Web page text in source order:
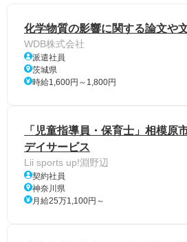
化学物質の影響に関する論文や
WDB株式会社
派遣社員
茨城県
時給1,600円～1,800円
「児童指導員・保育士」相模原
デイサービス
Lii sports up!淵野辺
契約社員
神奈川県
月給25万1,100円～